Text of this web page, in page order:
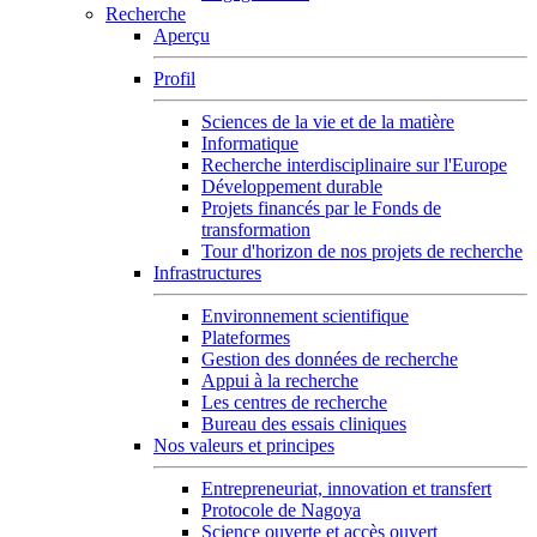
Recherche
Aperçu
Profil
Sciences de la vie et de la matière
Informatique
Recherche interdisciplinaire sur l'Europe
Développement durable
Projets financés par le Fonds de
transformation
Tour d'horizon de nos projets de recherche
Infrastructures
Environnement scientifique
Plateformes
Gestion des données de recherche
Appui à la recherche
Les centres de recherche
Bureau des essais cliniques
Nos valeurs et principes
Entrepreneuriat, innovation et transfert
Protocole de Nagoya
Science ouverte et accès ouvert